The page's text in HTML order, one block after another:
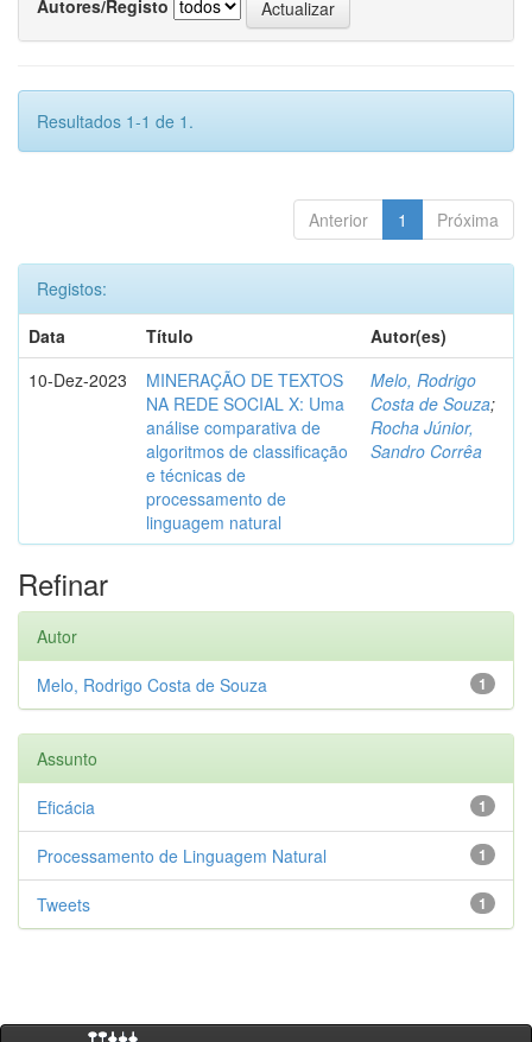
Autores/Registo
Resultados 1-1 de 1.
Anterior 1 Próxima
Registos:
Data
Título
Autor(es)
10-Dez-2023
MINERAÇÃO DE TEXTOS
NA REDE SOCIAL X: Uma
análise comparativa de
algoritmos de classificação
e técnicas de
processamento de
linguagem natural
Melo, Rodrigo
Costa de Souza;
Rocha Júnior,
Sandro Corrêa
Refinar
Autor
1
Melo, Rodrigo Costa de Souza
Assunto
1
Eficácia
1
Processamento de Linguagem Natural
1
Tweets